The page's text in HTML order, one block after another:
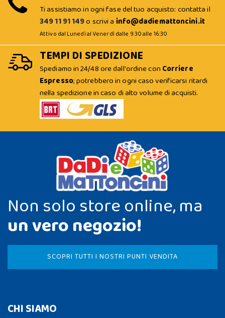
Ti assistiamo in ogni fase del tuo acquisto: contatta il
349 11 91 149o scrivi a info@dadiemattoncini.it
Attivo dal Lunedì al Venerdì dalle 9:30 alle 16:30
TEMPI DI SPEDIZIONE
Spediamo in 24/48 ore dall'ordine con Corriere
Espresso; potrebbero in ogni caso verificarsi ritardi
nella spedizione in caso di alto volume di acquisti.
Non solo store online, ma
un vero negozio!
SCOPRI TUTTI I NOSTRI PUNTI VENDITA
CHI SIAMO